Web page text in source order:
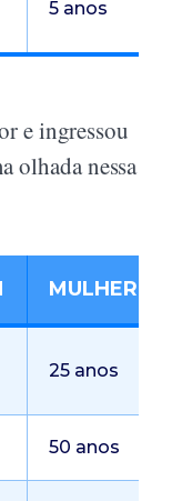
5 anos
e ingressou
olhada nessa
MULHER
25 anos
50 anos